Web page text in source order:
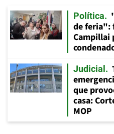
Política
de feria":
Campillai
Judicial
que
casa:
MOP